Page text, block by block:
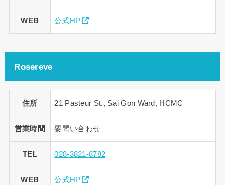
WEB 公式HP
Rosereve
住所 21 Pasteur St., Sai Gon Ward, HCMC
営業時間 要問い合わせ
TEL 028-3821-8782
WEB 公式HP